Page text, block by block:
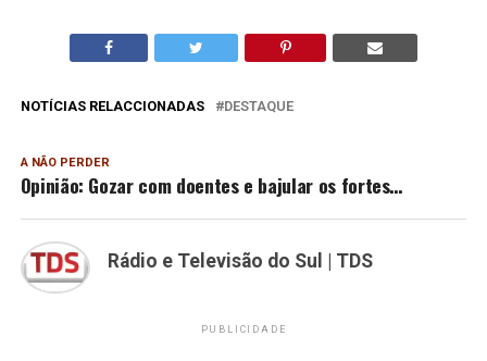
NOTÍCIAS RELACCIONADAS DESTAQUE
A NÃO PERDER
Opinião: Gozar com doentes e bajular os fortes…
Rádio e Televisão do Sul | TDS
PUBLICIDADE